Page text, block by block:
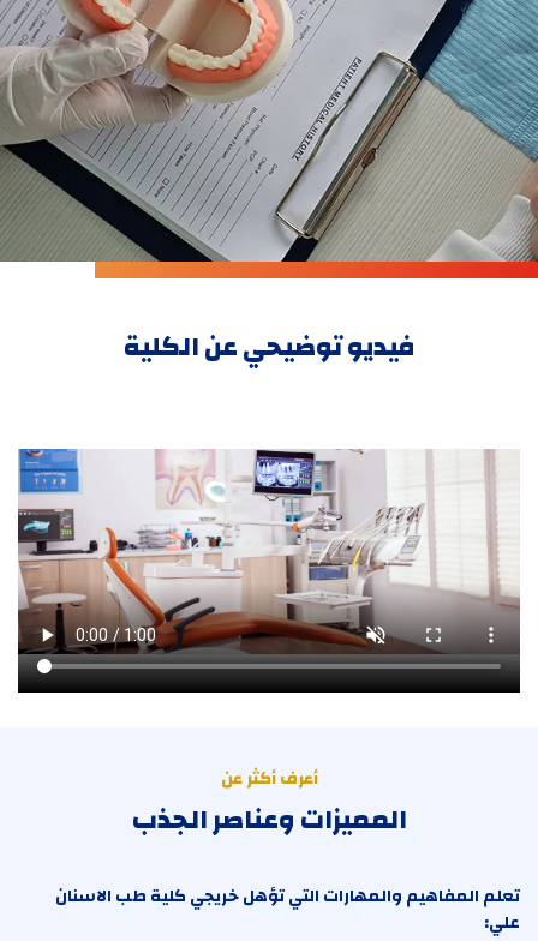
فيديو توضيحي عن الكلية
أعرف أكثر عن
المميزات وعناصر الجذب
ﺗﻌﻠﻢ اﻟﻤﻔﺎھﯿﻢ واﻟﻤﮭﺎرات اﻟﺘﻲ ﺗﺆھﻞ ﺧﺮﯾﺠﻲ ﻛﻠﯿﺔ طﺐ اﻻﺳﻨﺎن
ﻋﻠﻲ: